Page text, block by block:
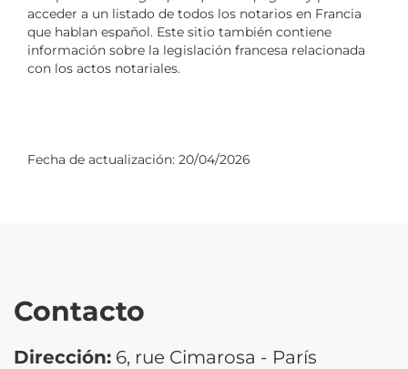
acceder a un listado de todos los notarios en Francia
que hablan español. Este sitio también contiene
información sobre la legislación francesa relacionada
con los actos notariales.
Fecha de actualización: 20/04/2026
Contacto
Dirección: 6, rue Cimarosa - París